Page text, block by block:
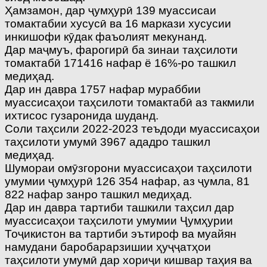
Ҳамзамон, дар ҷумҳурӣ 139 муассисаи
томактабии хусусӣ ва 16 маркази хусусии
инкишофи кӯдак фаъолият мекунанд.
Дар маҷмуъ, фарогирӣ ба зинаи таҳсилоти
томактабӣ 171416 нафар ё 16%-ро ташкил
медиҳад.
Дар ин давра 1757 нафар мураббии
муассисаҳои таҳсилоти томактабӣ аз такмили
ихтисос гузаронида шуданд.
Соли таҳсили 2022-2023 теъдоди муассисаҳои
таҳсилоти умумӣ 3967 ададро ташкил
медиҳад.
Шумораи омӯзгорони муассисаҳои таҳсилоти
умумии ҷумҳурӣ 126 354 нафар, аз ҷумла, 81
822 нафар занро ташкил медиҳад.
Дар ин давра тартиби ташкили таҳсил дар
муассисаҳои таҳсилоти умумии Ҷумҳурии
Тоҷикистон ва тартиби эътироф ва муайян
намудани баробарарзишии ҳуҷҷатҳои
таҳсилоти умумӣ дар хориҷи кишвар таҳия ва